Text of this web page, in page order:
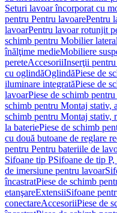
Seturi lavoar încorporat cu
pentru Pentru lavoarePentru
lavoarPentru lavoar rotunjit
schimb pentru Mobilier lateral
înălţime medieMobiliere
pereteAccesoriiInserţii
cu oglindăOglindăPiese de
iluminare integratăPiese de
lavoarPiese de schimb
schimb pentru Montaj stativ,
schimb pentru Montaj stativ,
la bateriePiese de schimb
cu două butoane de reglare
pentru Pentru bateriile de
Sifoane tip PSifoane de tip
de imersiune pentru lavoar
încastratPiese de schimb
etanşareExtensiiSifoane
conectareAccesoriiPiese de